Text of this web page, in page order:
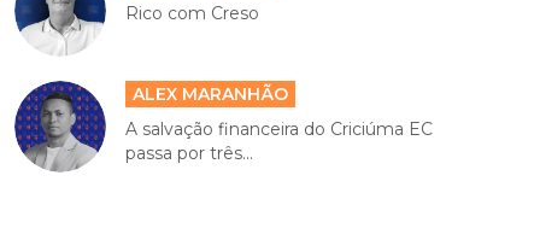
Rico com Creso
ALEX MARANHÃO
A salvação financeira do Criciúma EC
passa por três...